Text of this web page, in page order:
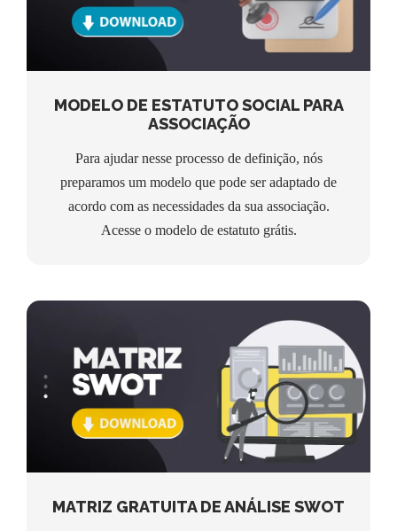
MODELO DE ESTATUTO SOCIAL PARA
ASSOCIAÇÃO
Para ajudar nesse processo de definição, nós
preparamos um modelo que pode ser adaptado de
acordo com as necessidades da sua associação.
Acesse o modelo de estatuto grátis.
MATRIZ GRATUITA DE ANÁLISE SWOT
MATRIZ GRATUITA DE ANÁLISE SWOT